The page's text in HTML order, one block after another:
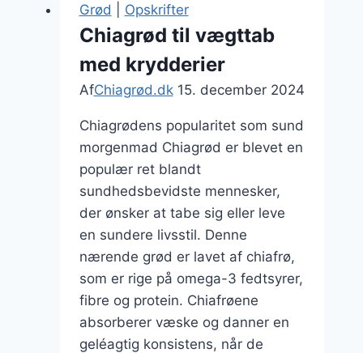
Grød Opskrifter
Chiagrød til vægttab
med krydderier
AfChiagrød.dk 15. december 2024
Chiagrødens popularitet som sund
morgenmad Chiagrød er blevet en
populær ret blandt
sundhedsbevidste mennesker,
der ønsker at tabe sig eller leve
en sundere livsstil. Denne
nærende grød er lavet af chiafrø,
som er rige på omega-3 fedtsyrer,
fibre og protein. Chiafrøene
absorberer væske og danner en
geléagtig konsistens, når de